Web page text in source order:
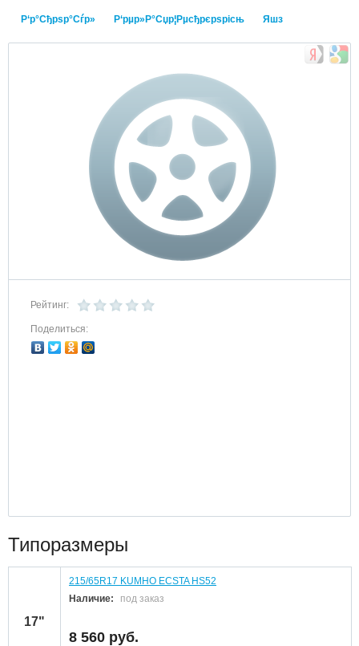
Р‘р°Сђрѕр°Сѓр» Р‘рµр»Р°Сџр¦Рµсђрєрѕрісњ Яшз
Рейтинг:
Поделиться:
Типоразмеры
17"
215/65R17 KUMHO ECSTA HS52
Наличие:
под заказ
8 560 руб.